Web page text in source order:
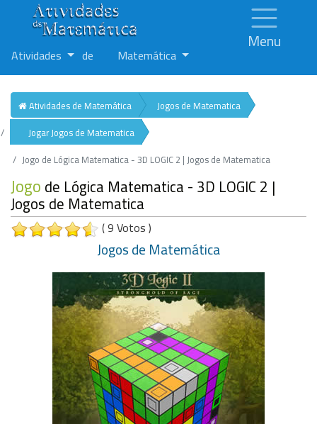
Menu
Atividades de Matemática
Atividades de Matemática
Jogos de Matematica
Jogar Jogos de Matematica
Jogo de Lógica Matematica - 3D LOGIC 2 | Jogos de Matematica
Jogode Lógica Matematica - 3D LOGIC 2 |
Jogos de Matematica
( 9 Votos )
Jogos de Matemática